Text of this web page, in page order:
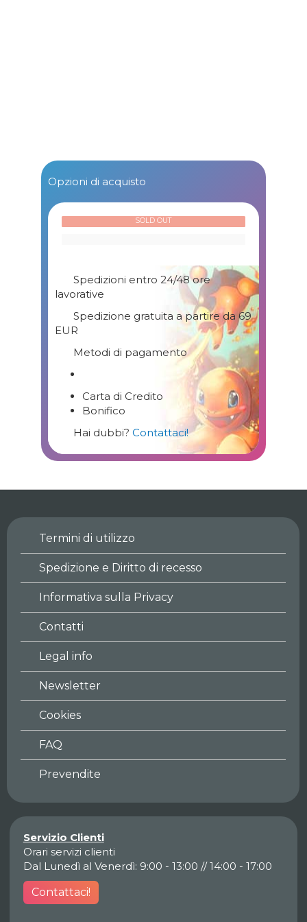
Opzioni di acquisto
Spedizioni entro 24/48 ore
lavorative
Spedizione gratuita a partire da 69
EUR
Metodi di pagamento
Carta di Credito
Bonifico
Hai dubbi? Contattaci!
SOLD OUT
Termini di utilizzo
Spedizione e Diritto di recesso
Informativa sulla Privacy
Contatti
Legal info
Newsletter
Cookies
FAQ
Prevendite
Servizio Clienti
Orari servizi clienti
Dal Lunedì al Venerdì: 9:00 - 13:00 // 14:00 - 17:00
Contattaci!